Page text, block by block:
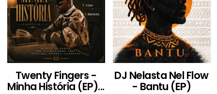
Twenty Fingers -
Minha História (EP)...
DJ Nelasta Nel Flow
- Bantu (EP)